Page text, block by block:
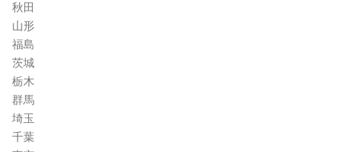
秋田
山形
福島
茨城
栃木
群馬
埼玉
千葉